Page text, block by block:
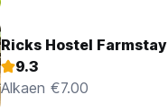
Ricks Hostel Farmstay
9.3
Alkaen €7.00